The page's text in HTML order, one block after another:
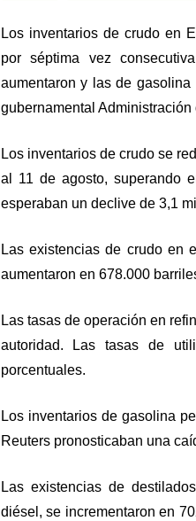
Los inventarios de crudo en
por séptima vez
aumentaron y las de
gubernamental
Los inventarios de crudo se
al 11 de agosto, superando
esperaban un declive de 3,1
Las existencias de crudo en
aumentaron en 678.000
Las tasas de operación en
autoridad. Las tasas de
porcentuales.
Los inventarios de gasolina
Reuters pronosticaban una
Las existencias de
diésel, se incrementaron en